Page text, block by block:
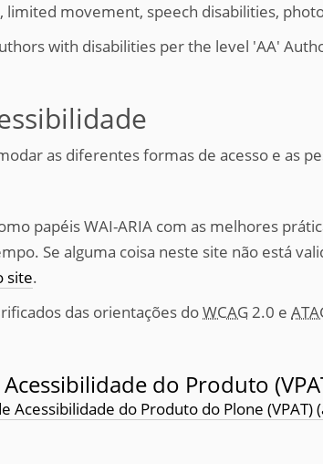
limited movement, speech disabilities,
with disabilities per the level 'AA'
as diferentes formas de acesso e as
papéis WAI-ARIA com as melhores
Se alguma coisa neste site não está
site.
das orientações doWCAG 2.0 e
do Produto
Acessibilidade do Produto do Plone (VPAT)